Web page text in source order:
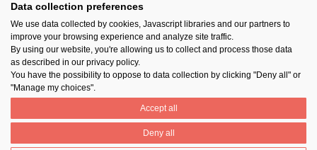
Data collection preferences
We use data collected by cookies, Javascript libraries and our partners to
improve your browsing experience and analyze site traffic.
By using our website, you're allowing us to collect and process those data
as described in our privacy policy.
You have the possibility to oppose to data collection by clicking "Deny all" or
"Manage my choices".
Accept all
Deny all